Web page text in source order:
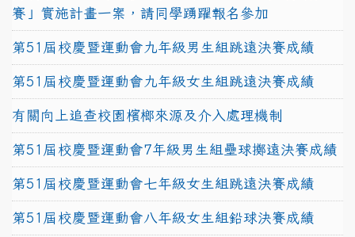
賽」實施計畫一案，請同學踴躍報名參加
第51屆校慶暨運動會九年級男生組跳遠決賽成績
第51屆校慶暨運動會九年級女生組跳遠決賽成績
有關向上追查校園檳榔來源及介入處理機制
第51屆校慶暨運動會7年級男生組壘球擲遠決賽成績
第51屆校慶暨運動會七年級女生組跳遠決賽成績
第51屆校慶暨運動會八年級女生組鉛球決賽成績